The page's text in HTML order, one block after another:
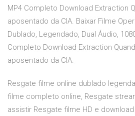
MP4 Completo Download Extraction
aposentado da CIA. Baixar Filme
Dublado, Legendado, Dual Áudio,
Completo Download Extraction
aposentado da CIA.
Resgate filme online dublado
filme completo online, Resgate
assistir Resgate filme HD e